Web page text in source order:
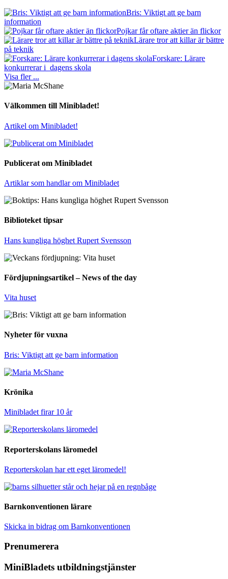
Bris: Viktigt att ge barn
information
Pojkar får oftare aktier än flickor
Lärare tror att killar är bättre
på teknik
Forskare: Lärare
konkurrerar i dagens skola
Visa fler ...
Välkommen till Minibladet!
Artikel om Minibladet!
Publicerat om Minibladet
Artiklar som handlar om Minibladet
Biblioteket tipsar
Hans kungliga höghet Rupert Svensson
Fördjupningsartikel – News of the day
Vita huset
Nyheter för vuxna
Bris: Viktigt att ge barn information
Krönika
Minibladet firar 10 år
Reporterskolans läromedel
Reporterskolan har ett eget läromedel!
Barnkonventionen lärare
Skicka in bidrag om Barnkonventionen
Prenumerera
MiniBladets utbildningstjänster